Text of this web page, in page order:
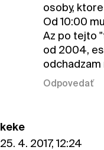
osoby,
Od 10:00
Az po tejto
od 2004,
odchadzam
Odpovedať
keke
25. 4. 2017, 12:24